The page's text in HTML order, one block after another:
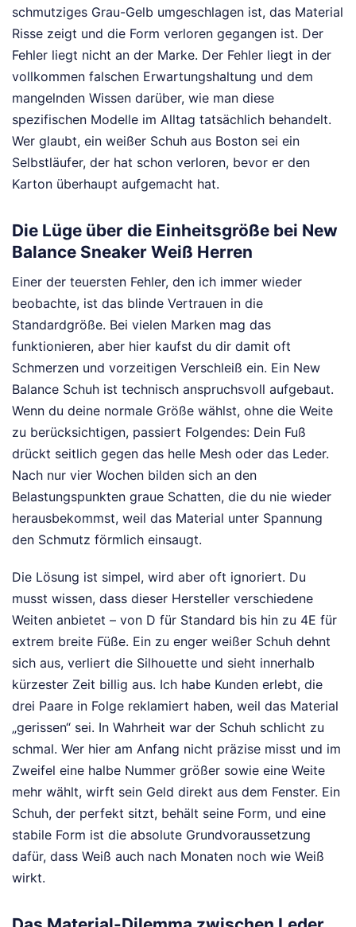
schmutziges Grau-Gelb umgeschlagen ist, das Material
Risse zeigt und die Form verloren gegangen ist. Der
Fehler liegt nicht an der Marke. Der Fehler liegt in der
vollkommen falschen Erwartungshaltung und dem
mangelnden Wissen darüber, wie man diese
spezifischen Modelle im Alltag tatsächlich behandelt.
Wer glaubt, ein weißer Schuh aus Boston sei ein
Selbstläufer, der hat schon verloren, bevor er den
Karton überhaupt aufgemacht hat.
Die Lüge über die Einheitsgröße bei New
Balance Sneaker Weiß Herren
Einer der teuersten Fehler, den ich immer wieder
beobachte, ist das blinde Vertrauen in die
Standardgröße. Bei vielen Marken mag das
funktionieren, aber hier kaufst du dir damit oft
Schmerzen und vorzeitigen Verschleiß ein. Ein New
Balance Schuh ist technisch anspruchsvoll aufgebaut.
Wenn du deine normale Größe wählst, ohne die Weite
zu berücksichtigen, passiert Folgendes: Dein Fuß
drückt seitlich gegen das helle Mesh oder das Leder.
Nach nur vier Wochen bilden sich an den
Belastungspunkten graue Schatten, die du nie wieder
herausbekommst, weil das Material unter Spannung
den Schmutz förmlich einsaugt.
Die Lösung ist simpel, wird aber oft ignoriert. Du
musst wissen, dass dieser Hersteller verschiedene
Weiten anbietet – von D für Standard bis hin zu 4E für
extrem breite Füße. Ein zu enger weißer Schuh dehnt
sich aus, verliert die Silhouette und sieht innerhalb
kürzester Zeit billig aus. Ich habe Kunden erlebt, die
drei Paare in Folge reklamiert haben, weil das Material
„gerissen“ sei. In Wahrheit war der Schuh schlicht zu
schmal. Wer hier am Anfang nicht präzise misst und im
Zweifel eine halbe Nummer größer sowie eine Weite
mehr wählt, wirft sein Geld direkt aus dem Fenster. Ein
Schuh, der perfekt sitzt, behält seine Form, und eine
stabile Form ist die absolute Grundvoraussetzung
dafür, dass Weiß auch nach Monaten noch wie Weiß
wirkt.